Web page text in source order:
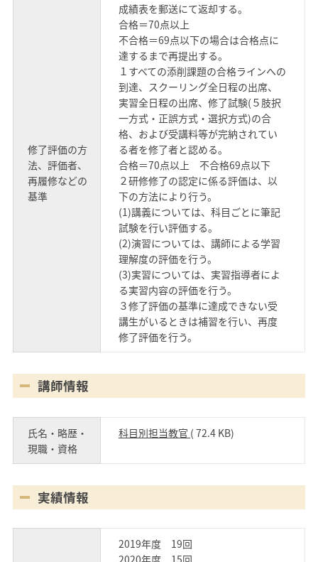
修了評価の方
法、評価者、
再履修などの
基準
成績表を郵送にて返却する。
合格＝70点以上
不合格＝69点以下の場合は合格点に
達するまで再提出する。
１すべての添削課題の合格ラインへの
到達、スクーリング全日程の出席、
実習全日程の出席、修了試験(５肢択
一方式・正誤方式・選択方式)の合
格、および受講料等が完納されてい
る者を修了者と認める。
合格＝70点以上 不合格69点以下
２研修修了の認定に係る評価は、以
下の方法により行う。
(1)講義については、科目ごとに筆記
試験を行い評価する。
(2)演習については、講師による学習
理解度の評価を行う。
(3)実習については、実習指導者によ
る実習内容の評価を行う。
３修了評価の基準に達成できない受
講生がいるときは補習を行い、再度
修了評価を行う。
講師情報
氏名・略歴・
現職・資格
科目別担当教官 ( 72.4 KB)
実績情報
2019年度 19回